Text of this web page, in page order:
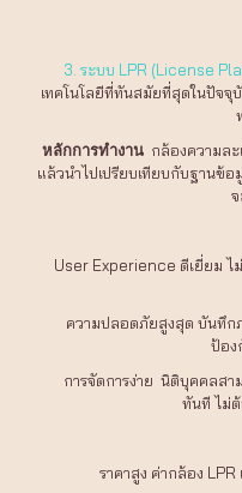
3. ระบบ LPR (License
เทคโนโลยีที่ทันสมัยที่สุดในปัจจุ
หลักการทำงานกล้องความละ
แล้วนำไปเปรียบเทียบกับฐานข้
User Experience ดีเยี่ยม
ความปลอดภัยสูงสุด บันทึก
ป้อง
การจัดการง่าย นิติบุคคลสา
ทันที ไม่
ราคาสูง ค่ากล้อง